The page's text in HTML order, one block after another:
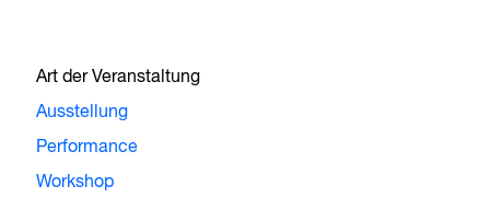
Art der Veranstaltung
Ausstellung
Performance
Workshop